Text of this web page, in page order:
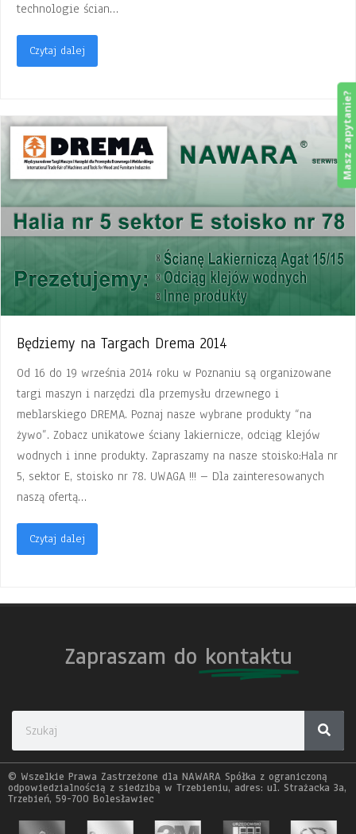
technologie ścian…
Czytaj dalej
Będziemy na Targach Drema 2014
Od 16 do 19 września 2014 roku w Poznaniu są organizowane
targi maszyn i narzędzi dla przemysłu drzewnego i
meblarskiego DREMA. Poznaj nasze wybrane produkty “na
żywo”. Zobacz unikatowe ściany lakiernicze, odciąg klejów
wodnych i inne produkty. Zapraszamy na nasze stoisko:Hala nr
5, sektor E, stoisko nr 78. UWAGA !!! – Dla zainteresowanych
naszą ofertą…
Czytaj dalej
Zapraszam do kontaktu
© Wszelkie Prawa Zastrzeżone dla NAWARA Spółka z ograniczoną
odpowiedzialnością z siedzibą w Trzebieniu, adres: ul. Strażacka 3a,
Trzebień, 59-700 Bolesławiec
Masz zapytanie?